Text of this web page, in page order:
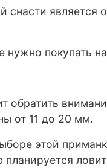
является
покупать
от 11 до 20 мм.
этой